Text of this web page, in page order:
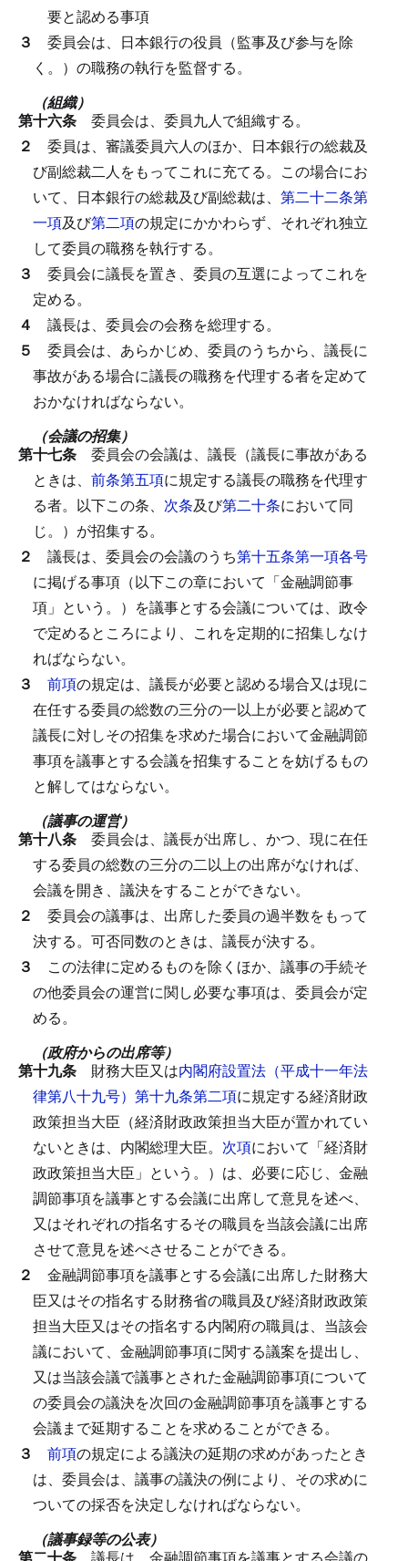
要と認める事項
３ 委員会は、日本銀行の役員（監事及び参与を除
く。）の職務の執行を監督する。
（組織）
第十六条 委員会は、委員九人で組織する。
２ 委員は、審議委員六人のほか、日本銀行の総裁及
び副総裁二人をもってこれに充てる。 この場合にお
いて、日本銀行の総裁及び副総裁は、 第二十二条第
一項及び第二項の規定にかかわらず、それぞれ独立
して委員の職務を執行する。
３ 委員会に議長を置き、委員の互選によってこれを
定める。
４ 議長は、委員会の会務を総理する。
５ 委員会は、あらかじめ、委員のうちから、議長に
事故がある場合に議長の職務を代理する者を定めて
おかなければならない。
（会議の招集）
第十七条 委員会の会議は、議長（議長に事故がある
ときは、 前条第五項に規定する議長の職務を代理す
る者。以下この条、 次条及び第二十条において同
じ。）が招集する。
２ 議長は、委員会の会議のうち第十五条第一項各号
に掲げる事項（以下この章において「金融調節事
項」という。）を議事とする会議については、政令
で定めるところにより、これを定期的に招集しなけ
ればならない。
３ 前項の規定は、議長が必要と認める場合又は現に
在任する委員の総数の三分の一以上が必要と認めて
議長に対しその招集を求めた場合において金融調節
事項を議事とする会議を招集することを妨げるもの
と解してはならない。
（議事の運営）
第十八条 委員会は、議長が出席し、かつ、現に在任
する委員の総数の三分の二以上の出席がなければ、
会議を開き、議決をすることができない。
２ 委員会の議事は、出席した委員の過半数をもって
決する。 可否同数のときは、議長が決する。
３ この法律に定めるものを除くほか、議事の手続そ
の他委員会の運営に関し必要な事項は、委員会が定
める。
（政府からの出席等）
第十九条 財務大臣又は内閣府設置法（平成十一年法
律第八十九号）第十九条第二項に規定する経済財政
政策担当大臣（経済財政政策担当大臣が置かれてい
ないときは、内閣総理大臣。 次項において「経済財
政政策担当大臣」という。）は、必要に応じ、金融
調節事項を議事とする会議に出席して意見を述べ、
又はそれぞれの指名するその職員を当該会議に出席
させて意見を述べさせることができる。
２ 金融調節事項を議事とする会議に出席した財務大
臣又はその指名する財務省の職員及び経済財政政策
担当大臣又はその指名する内閣府の職員は、当該会
議において、金融調節事項に関する議案を提出し、
又は当該会議で議事とされた金融調節事項について
の委員会の議決を次回の金融調節事項を議事とする
会議まで延期することを求めることができる。
３ 前項の規定による議決の延期の求めがあったとき
は、委員会は、議事の議決の例により、その求めに
ついての採否を決定しなければならない。
（議事録等の公表）